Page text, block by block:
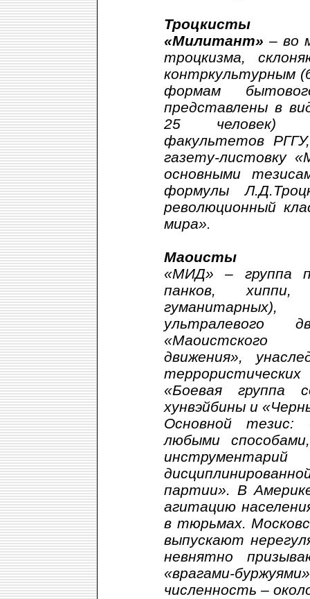
Троцкисты
«Милитант» – во
троцкизма,
контркультурным
формам
представлены в
25 человек)
факультетов
газету-листовку
основными
формулы
революционный
мира».
Маоисты
«МИД» – группа
панков,
гуманитарных),
«Маоистского
движения»,
«Боевая группа
хунвэйбины и
Основной тезис:
любыми
партии». В
агитацию
в тюрьмах.
выпускают
невнятно
«врагами-
численность –